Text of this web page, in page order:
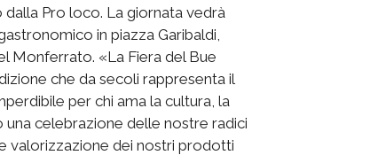
dalla Pro loco. La giornata vedrà
in piazza Garibaldi,
Monferrato. «La Fiera del Bue
che da secoli rappresenta il
per chi ama la cultura, la
celebrazione delle nostre radici
valorizzazione dei nostri prodotti